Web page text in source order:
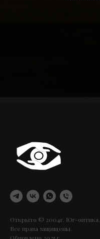
Открыто © 2004г. Юг-оптика.
Все права защищены.